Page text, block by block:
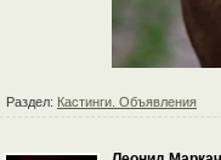
Раздел: Кастинги. Объявления